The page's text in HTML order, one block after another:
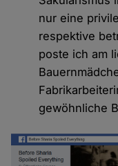
nur eine
respektive
poste ich am
gewöhnliche